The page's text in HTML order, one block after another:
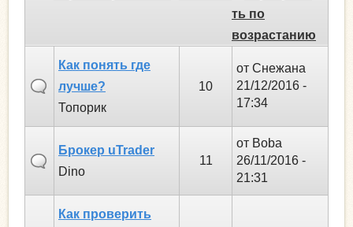
Как понять где
лучше?
Топорик
10
от Снежана
21/12/2016 -
17:34
Брокер uTrader
Dino
11
от Boba
26/11/2016 -
21:31
Как проверить